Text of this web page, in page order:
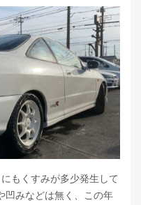
もくすみが多少発生して
凹みなどは無く、この年